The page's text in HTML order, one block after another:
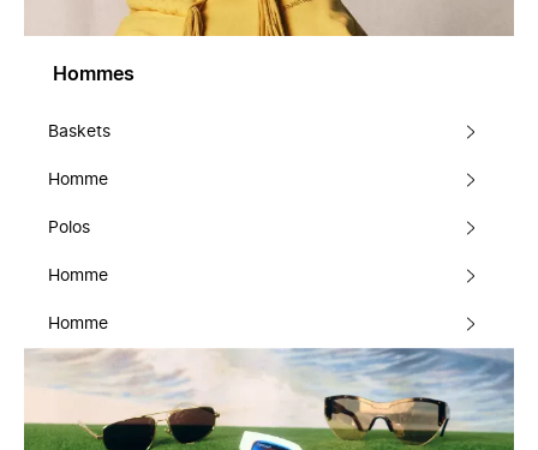
Hommes
Baskets
Homme
Polos
Homme
Homme